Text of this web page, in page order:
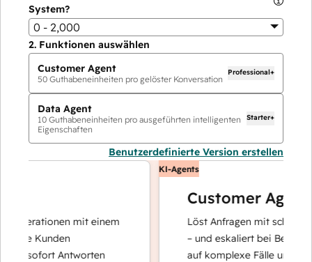
System?
0 - 2,000
2. Funktionen auswählen
Customer Agent
50 Guthabeneinheiten pro gelöster Konversation
Professional+
Data Agent
10 Guthabeneinheiten pro ausgeführten intelligenten
Eigenschaften
Starter+
Benutzerdefinierte Version erstellen
mit einem
Kunden
sofort Antworten
KI-Agents
Customer Agent
Löst Anfragen mit schnellen,
– und eskaliert bei Bedarf,
auf komplexe Fälle und den